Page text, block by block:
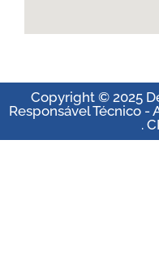
Copyright © 2025
Responsável Técnico -
.